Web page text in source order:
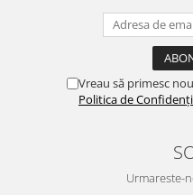
Vreau să primesc
Politica de
Urmareste-